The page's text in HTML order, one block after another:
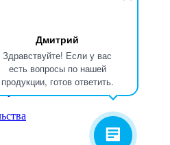
Дмитрий
Здравствуйте! Если у вас
есть вопросы по нашей
продукции, готов ответить.